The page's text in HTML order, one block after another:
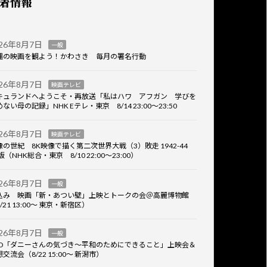
年8月7日 一般
の映画を観よう！かわさき 毎月の署名行動
年8月7日 映画テレビ
ュランドへようこそ・再放送「私はハワ アフガン 学びを
ない母の記録」NHK Eテレ・東京 8/14 23:00～23:50
年8月7日 映画テレビ
の世紀 8K映像で描く第二次世界大戦（3）敗走 1942-44
（NHK総合・東京 8/10 22:00～23:00）
年8月7日 一般
み 映画「新・あつい壁」上映とトークの会＠高麗博物館
13:00～ 東京・新宿区）
年8月7日 一般
「ダニーさんの気づき～平和のためにできること」上映会＆
交流会（8/22 15:00～ 新潟市）